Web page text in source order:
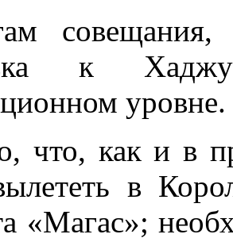
к
уровне.
что, как и в
в
«Магас»;